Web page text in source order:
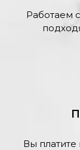
Работаем
Вы платите